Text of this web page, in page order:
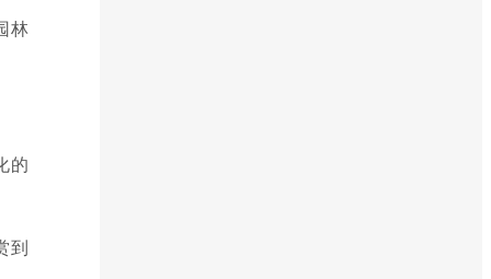
林
的
到